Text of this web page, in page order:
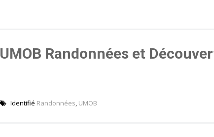
UMOB Randonnées et
Identifié Randonnées, UMOB